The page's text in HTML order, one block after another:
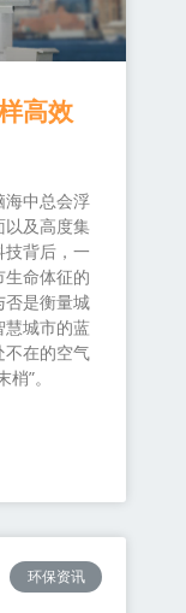
高效
海中总会浮
以及高度集
背后，一
命体征的
否是衡量城
慧城市的蓝
不在的空气
”。
环保资讯